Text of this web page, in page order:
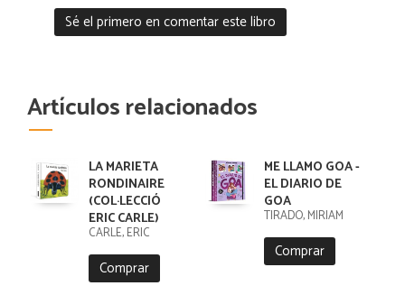
Sé el primero en comentar este libro
Artículos relacionados
LA MARIETA
RONDINAIRE
(COL·LECCIÓ
ERIC CARLE)
CARLE, ERIC
Comprar
ME LLAMO GOA -
EL DIARIO DE
GOA
TIRADO, MIRIAM
Comprar